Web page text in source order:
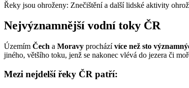
Řeky jsou ohroženy: Znečištění a další lidské aktivity
Nejvýznamnější vodní toky ČR
Územím Čech a Moravy procházívíce než sto
jiného, většího toku, jenž se nakonec vlévá do jezera či
Mezi nejdelší řeky ČR patří: